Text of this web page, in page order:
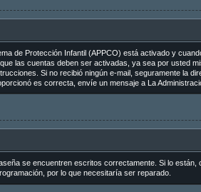
de Protección Infantil (APPCO) está activado y
las cuentas deben ser activadas, ya sea por usted
Si no recibió ningún e-mail, seguramente la
es correcta, envíe un mensaje a La
se encuentren escritos correctamente. Si lo
por lo que necesitaría ser reparado.